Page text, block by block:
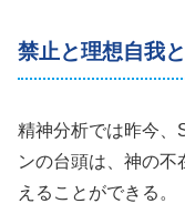
禁止と理想自我
精神分析では昨今、
ンの台頭は、神の不
えることができる。